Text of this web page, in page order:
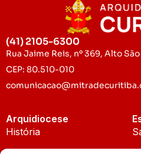
(41) 2105-6300
Rua Jaime Reis, nº 369, Alto
CEP: 80.510-010
Arquidiocese
História